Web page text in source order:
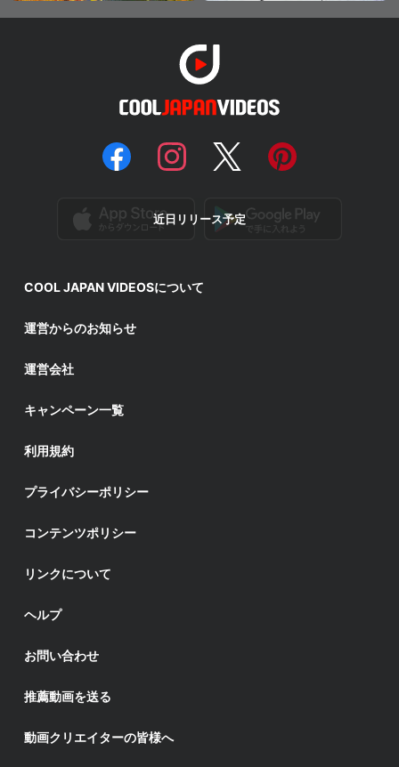
近日リリース予定
COOL JAPAN VIDEOSについて
運営からのお知らせ
運営会社
キャンペーン一覧
利用規約
プライバシーポリシー
コンテンツポリシー
リンクについて
ヘルプ
お問い合わせ
推薦動画を送る
動画クリエイターの皆様へ